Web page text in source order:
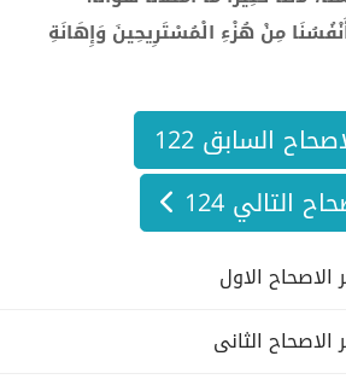
مِنْ هُزْءِ الْمُسْتَرِيحِينَ وَإِهَانَةِ
السابق 122
التالي 124